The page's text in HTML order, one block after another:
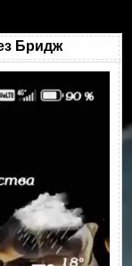
Бридж